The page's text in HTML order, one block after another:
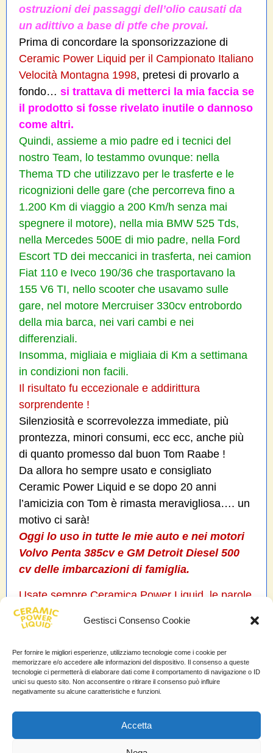
Gestisci Consenso Cookie
Per fornire le migliori esperienze, utilizziamo tecnologie come i cookie per
memorizzare e/o accedere alle informazioni del dispositivo. Il consenso a queste
tecnologie ci permetterà di elaborare dati come il comportamento di navigazione o ID
unici su questo sito. Non acconsentire o ritirare il consenso può influire
negativamente su alcune caratteristiche e funzioni.
Accetta
ostruzioni dei passaggi dell’olio causati da
un adittivo a base di ptfe che provai.
Prima di concordare la sponsorizzazione di
Ceramic Power Liquid per il Campionato Italiano
Velocità Montagna 1998, pretesi di provarlo a
fondo… si trattava di metterci la mia faccia se
il prodotto si fosse rivelato inutile o dannoso
come altri.
Quindi, assieme a mio padre ed i tecnici del
nostro Team, lo testammo ovunque: nella
Thema TD che utilizzavo per le trasferte e le
ricognizioni delle gare (che percorreva fino a
1.200 Km di viaggio a 200 Km/h senza mai
spegnere il motore), nella mia BMW 525 Tds,
nella Mercedes 500E di mio padre, nella Ford
Escort TD dei meccanici in trasferta, nei camion
Fiat 110 e Iveco 190/36 che trasportavano la
155 V6 TI, nello scooter che usavamo sulle
gare, nel motore Mercruiser 330cv entrobordo
della mia barca, nei vari cambi e nei
differenziali.
Insomma, migliaia e migliaia di Km a settimana
in condizioni non facili.
Il risultato fu eccezionale e addirittura
sorprendente !
Silenziosità e scorrevolezza immediate, più
prontezza, minori consumi, ecc ecc, anche più
di quanto promesso dal buon Tom Raabe !
Da allora ho sempre usato e consigliato
Ceramic Power Liquid e se dopo 20 anni
l’amicizia con Tom è rimasta meravigliosa…. un
motivo ci sarà!
Oggi lo uso in tutte le mie auto e nei motori
Volvo Penta 385cv e GM Detroit Diesel 500
cv delle imbarcazioni di famiglia.
Usate sempre Ceramica Power Liquid, le parole
non servono…. ve ne renderete conto da soli
dei benefici al vostro motore !
Antonino La Vecchia
Nautica,